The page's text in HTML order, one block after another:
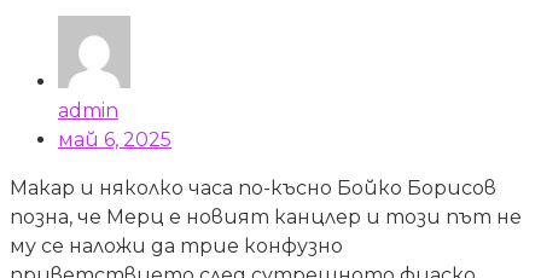
admin
май 6, 2025
Макар и няколко часа по-късно Бойко Борисов
позна, че Мерц е новият канцлер и този път не
му се наложи да трие конфузно